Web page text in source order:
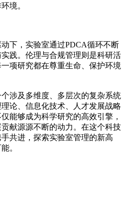
境。
下，实验室通过PDCA循环不断
践。伦理与合规管理则是科研活
项研究都在尊重生命、保护环境
涉及多维度、多层次的复杂系统
论、信息化技术、人才发展战略
能够成为科学研究的高效引擎，
献源源不断的动力。在这个科技
共进，探索实验室管理的新高
。